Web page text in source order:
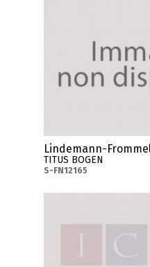
Lindemann-
TITUS BOGEN
S-FN12165